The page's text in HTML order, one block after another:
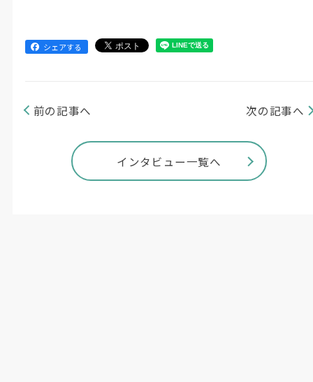
シェアする
前の記事へ 次の記事へ
インタビュー一覧へ